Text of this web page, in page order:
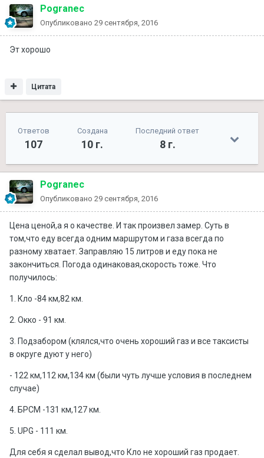
Pogranec
Опубликовано 29 сентября, 2016
Эт хорошо
Цитата
Ответов
107
Создана
10 г.
Последний ответ
8 г.
Pogranec
Опубликовано 29 сентября, 2016
Цена ценой,а я о качестве. И так произвел замер. Суть в
том,что еду всегда одним маршрутом и газа всегда по
разному хватает. Заправляю 15 литров и еду пока не
закончиться. Погода одинаковая,скорость тоже. Что
получилось:
1. Кло -84 км,82 км.
2. Окко - 91 км.
3. Подзабором (клялся,что очень хороший газ и все таксисты
в округе дуют у него)
- 122 км,112 км,134 км (были чуть лучше условия в последнем
случае)
4. БРСМ -131 км,127 км.
5. UPG - 111 км.
Для себя я сделал вывод,что Кло не хороший газ продает.